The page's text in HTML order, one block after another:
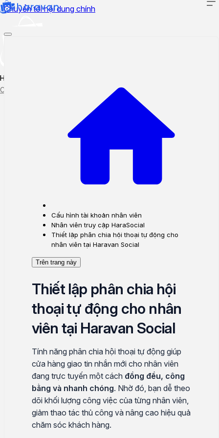
Chuyển tới nội dung chính
Hướng dẫn sử dụng
Cập nhật tính năng mới
Theo dõi ticket
Cấu hình tài khoản nhân viên
Nhân viên truy cập HaraSocial
Thiết lập phân chia hội thoại tự động cho
nhân viên tại Haravan Social
Trên trang này
Thiết lập phân chia hội
thoại tự động cho nhân
viên tại Haravan Social
Tính năng phân chia hội thoại tự động giúp
cửa hàng giao tin nhắn mới cho nhân viên
đang trực tuyến một cách đồng đều, công
bằng và nhanh chóng. Nhờ đó, bạn dễ theo
dõi khối lượng công việc của từng nhân viên,
giảm thao tác thủ công và nâng cao hiệu quả
chăm sóc khách hàng.